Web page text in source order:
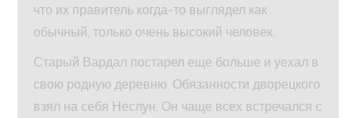
что их правитель когда-то выглядел как
обычный, только очень высокий человек.
Старый Вардал постарел еще больше и уехал в
свою родную деревню. Обязанности дворецкого
взял на себя Неслун. Он чаще всех встречался с